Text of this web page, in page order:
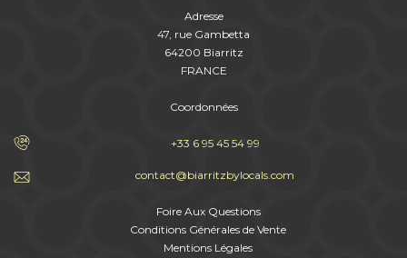
Adresse
47, rue Gambetta
64200 Biarritz
FRANCE
Coordonnées
+33 6 95 45 54 99
contact@biarritzbylocals.com
Foire Aux Questions
Conditions Générales de Vente
Mentions Légales